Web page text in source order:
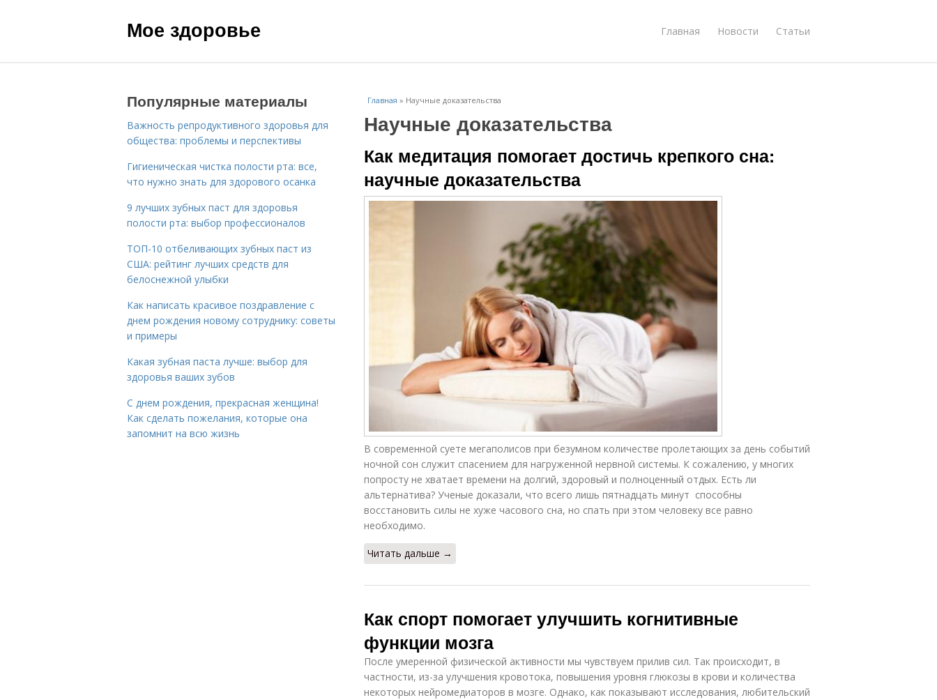
Мое здоровье Главная Новости Статьи
Главная » Научные доказательства
Научные доказательства
Как медитация помогает достичь крепкого сна:
научные доказательства
В современной суете мегаполисов при безумном количестве пролетающих за день событий
ночной сон служит спасением для нагруженной нервной системы. К сожалению, у многих
попросту не хватает времени на долгий, здоровый и полноценный отдых. Есть ли
альтернатива? Ученые доказали, что всего лишь пятнадцать минут способны
восстановить силы не хуже часового сна, но спать при этом человеку все равно
необходимо.
Читать дальше →
Как спорт помогает улучшить когнитивные
функции мозга
После умеренной физической активности мы чувствуем прилив сил. Так происходит, в
частности, из-за улучшения кровотока, повышения уровня глюкозы в крови и количества
некоторых нейромедиаторов в мозге. Однако, как показывают исследования, любительский
Популярные материалы
Важность репродуктивного здоровья для
общества: проблемы и перспективы
Гигиеническая чистка полости рта: все,
что нужно знать для здорового осанка
9 лучших зубных паст для здоровья
полости рта: выбор профессионалов
ТОП-10 отбеливающих зубных паст из
США: рейтинг лучших средств для
белоснежной улыбки
Как написать красивое поздравление с
днем рождения новому сотруднику: советы
и примеры
Какая зубная паста лучше: выбор для
здоровья ваших зубов
С днем рождения, прекрасная женщина!
Как сделать пожелания, которые она
запомнит на всю жизнь